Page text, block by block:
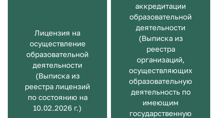
Лицензия на
осуществление
образовательной
деятельности
(Выписка из
реестра лицензий
по состоянию на
10.02.2026 г.)
аккредитации
образовательной
деятельности
(Выписка из
реестра
организаций,
осуществляющих
образовательную
деятельность по
имеющим
государственную